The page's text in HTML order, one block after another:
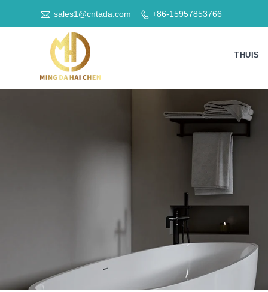
 sales1@cntada.com  +86-15957853766
THUIS